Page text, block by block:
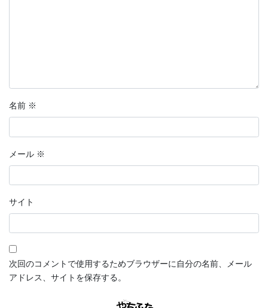
名前 ※
メール ※
サイト
次回のコメントで使用するためブラウザーに自分の名前、メール
アドレス、サイトを保存する。